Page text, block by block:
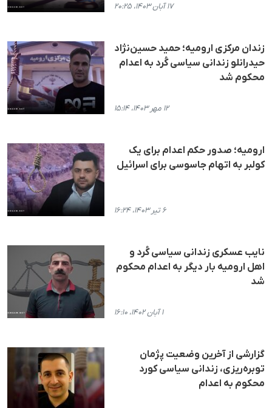
۱۷ آبان ۱۴۰۳، ۲۰:۲۵
زندان مرکزی ارومیه؛ حمید حسین‌نژاد
حیدرانلو زندانی سیاسی کُرد به اعدام
محکوم شد
۱۲ مهر ۱۴۰۳، ۱۵:۱۴
ارومیه؛ صدور حکم اعدام برای یک
کولبر به اتهام جاسوسی برای اسرائیل
۶ تیر ۱۴۰۳، ۱۶:۲۴
نایب عسکری زندانی سیاسی کُرد و
اهل ارومیه بار دیگر به اعدام محکوم
شد
۱ آبان ۱۴۰۲، ۱۶:۱۰
گزارشی از آخرین وضعیت پژمان
توبره‌ریزی، زندانی سیاسی کورد
محکوم به اعدام